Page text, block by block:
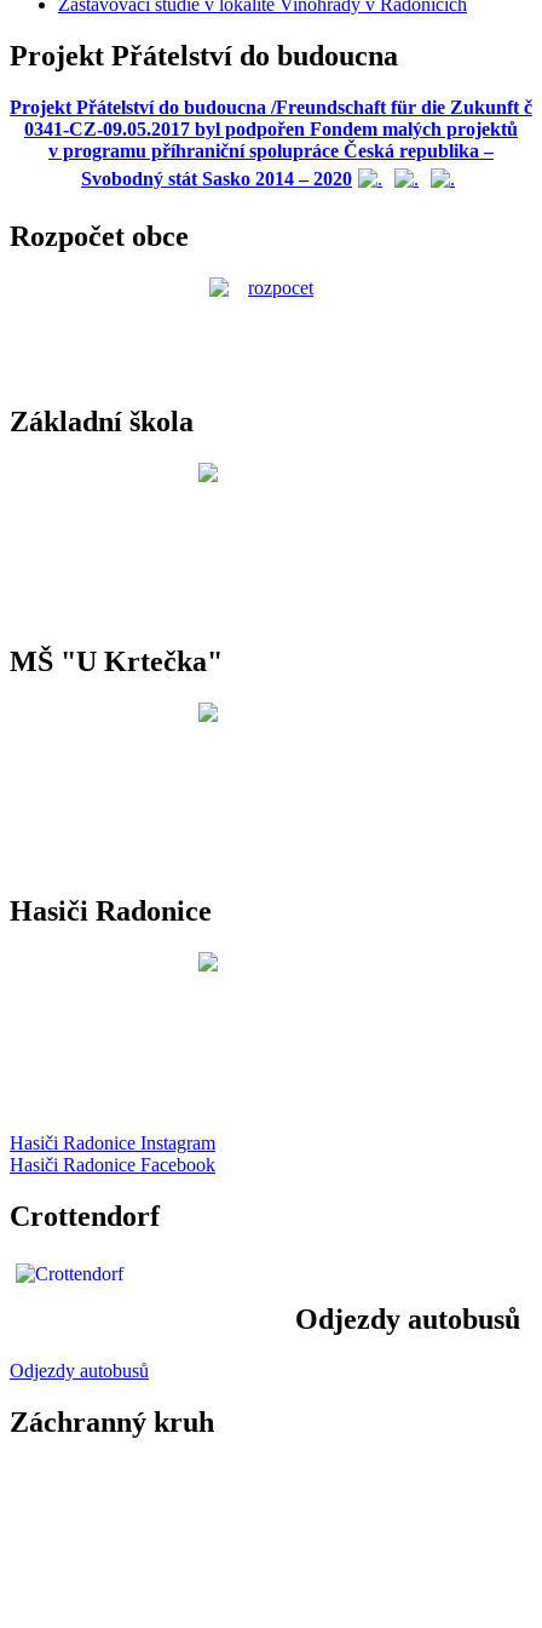
Zastavovací studie v lokalitě Vinohrady v Radonicích
Projekt Přátelství do budoucna
Projekt Přátelství do budoucna /Freundschaft für die Zukunft č
0341-CZ-09.05.2017 byl podpořen Fondem malých projektů
v programu příhraniční spolupráce Česká republika –
Svobodný stát Sasko 2014 – 2020
Rozpočet obce
Základní škola
MŠ "U Krtečka"
Hasiči Radonice
Hasiči Radonice Instagram
Hasiči Radonice Facebook
Crottendorf
Odjezdy autobusů
Odjezdy autobusů
Záchranný kruh